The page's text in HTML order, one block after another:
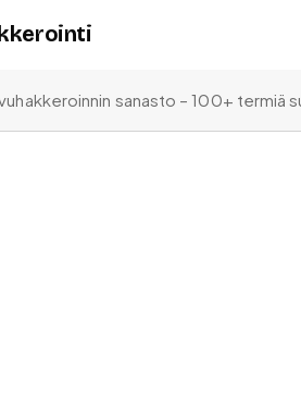
sanasto – 100+ termiä